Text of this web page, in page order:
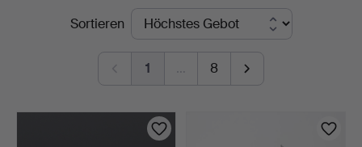
Sundsvall
LaufendeSortieren
1 … 8